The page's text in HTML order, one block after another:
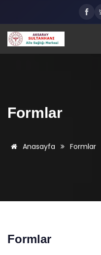
Formlar
Anasayfa Formlar
Formlar